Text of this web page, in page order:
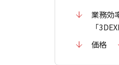
業務効
「
価格